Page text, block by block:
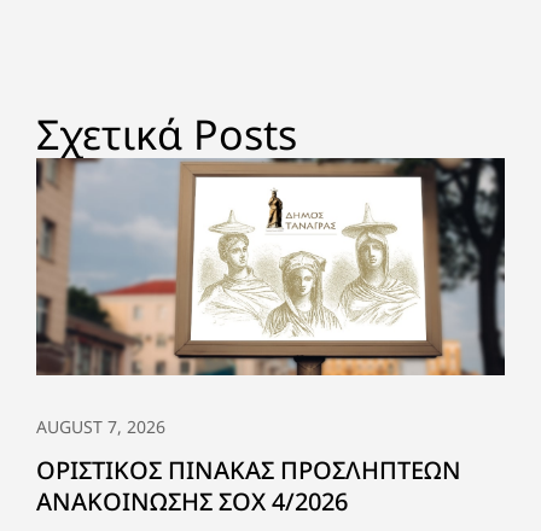
Σχετικά Posts
AUGUST 7, 2026
ΟΡΙΣΤΙΚΟΣ ΠΙΝΑΚΑΣ ΠΡΟΣΛΗΠΤΕΩΝ
ΑΝΑΚΟΙΝΩΣΗΣ ΣΟΧ 4/2026